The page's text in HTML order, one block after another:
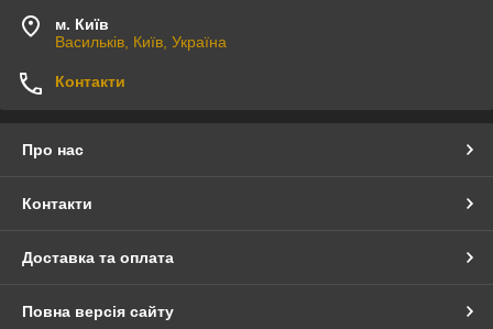
м. Київ
Васильків, Київ, Україна
Контакти
Про нас
Контакти
Доставка та оплата
Повна версія сайту